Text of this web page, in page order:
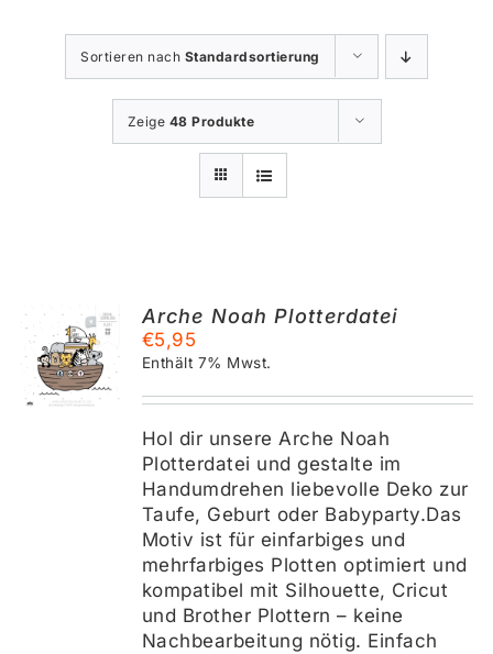
Sortieren nach Standardsortierung
Zeige 48 Produkte
Arche Noah Plotterdatei
€5,95
Enthält 7% Mwst.
Hol dir unsere Arche Noah
Plotterdatei und gestalte im
Handumdrehen liebevolle Deko zur
Taufe, Geburt oder Babyparty.Das
Motiv ist für einfarbiges und
mehrfarbiges Plotten optimiert und
kompatibel mit Silhouette, Cricut
und Brother Plottern – keine
Nachbearbeitung nötig. Einfach